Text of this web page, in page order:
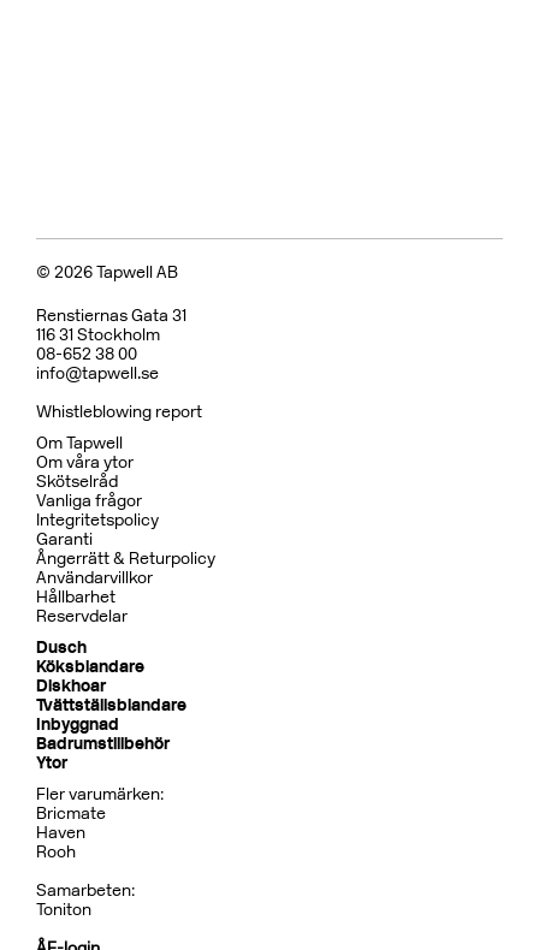
© 2026 Tapwell AB
Renstiernas Gata 31
116 31 Stockholm
08-652 38 00
info@tapwell.se
Whistleblowing report
Om Tapwell
Om våra ytor
Skötselråd
Vanliga frågor
Integritetspolicy
Garanti
Ångerrätt & Returpolicy
Användarvillkor
Hållbarhet
Reservdelar
Dusch
Köksblandare
Diskhoar
Tvättställsblandare
Inbyggnad
Badrumstillbehör
Ytor
Fler varumärken:
Bricmate
Haven
Rooh
Samarbeten:
Toniton